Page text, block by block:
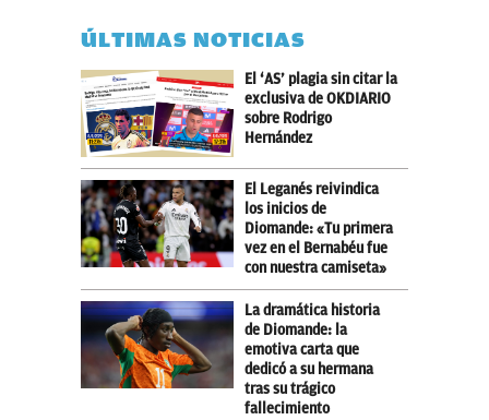
ÚLTIMAS NOTICIAS
El ‘AS’ plagia sin citar la
exclusiva de OKDIARIO
sobre Rodrigo
Hernández
El Leganés reivindica
los inicios de
Diomande: «Tu primera
vez en el Bernabéu fue
con nuestra camiseta»
La dramática historia
de Diomande: la
emotiva carta que
dedicó a su hermana
tras su trágico
fallecimiento